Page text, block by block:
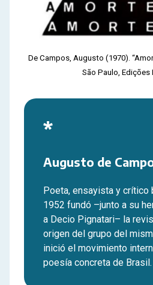
De Campos, Augusto (1970).
São Paulo, Edições
*
Augusto de
Poeta, ensayista y crítico
1952 fundó –junto a su
a Decio Pignatari– la
origen del grupo del
inició el movimiento
poesía concreta de Brasil.